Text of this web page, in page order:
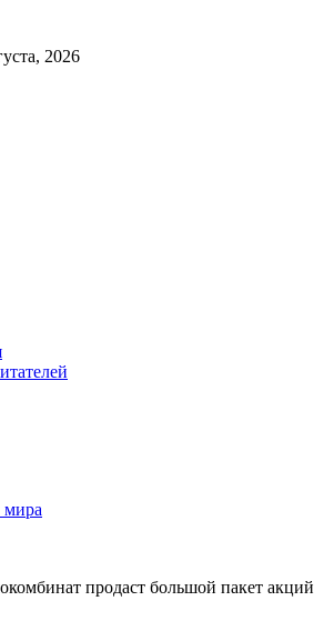
2026
мира
продаст большой пакет акций